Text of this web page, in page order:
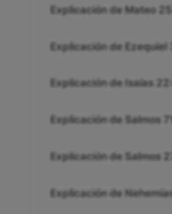
Explicación de Mateo
Explicación de Ezequiel
Explicación de Isaías
Explicación de Salmos
Explicación de Salmos
Explicación de